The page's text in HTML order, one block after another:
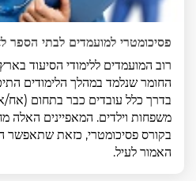
פסיכומטרי למועמדים לבתי הספר
החומר שנלמד במהלך הלימודים
בדרך כלל עובדים כבר בתחום
משפחות וילדים. המאפיינים האלה
בקורס פסיכומטרי, כזאת שתאפשר
האמור לעיל.